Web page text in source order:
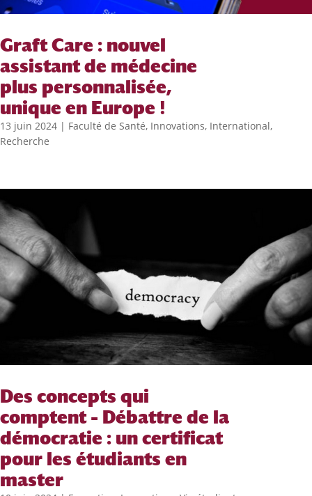
Graft Care : nouvel
assistant de médecine
plus personnalisée,
unique en Europe !
13 juin 2024 | Faculté de Santé, Innovations, International,
Recherche
Des concepts qui
comptent – Débattre de la
démocratie : un certificat
pour les étudiants en
master